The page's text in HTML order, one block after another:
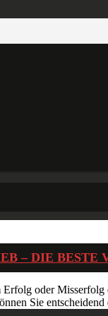
– DIE BESTE
oder
Sie